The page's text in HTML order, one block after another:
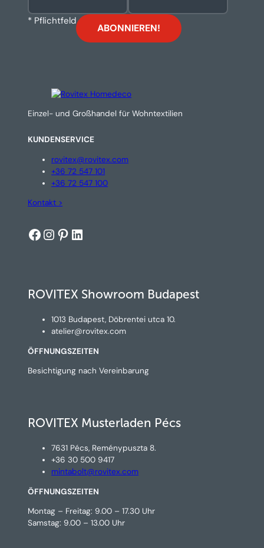
* Pflichtfeld
Einzel- und Großhandel für Wohntextilien
KUNDENSERVICE
rovitex@rovitex.com
+36 72 547 101
+36 72 547 100
Kontakt >
Facebook
Instagram
Pinterest
LinkedIn
ROVITEX Showroom Budapest
1013 Budapest, Döbrentei utca 10.
atelier@rovitex.com
ÖFFNUNGSZEITEN
Besichtigung nach Vereinbarung
ROVITEX Musterladen Pécs
7631 Pécs, Reménypuszta 8.
+36 30 500 9417
mintabolt@rovitex.com
ÖFFNUNGSZEITEN
Montag – Freitag: 9.00 – 17.30 Uhr
Samstag: 9.00 – 13.00 Uhr